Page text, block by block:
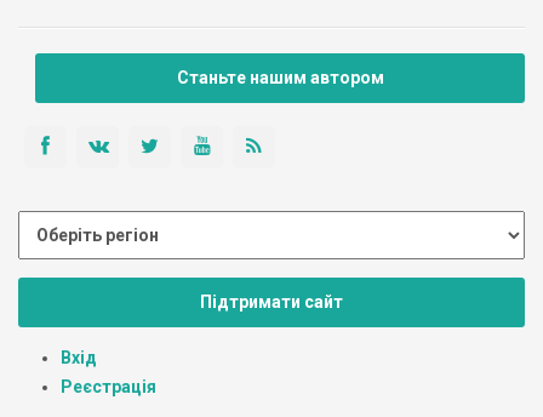
Станьте нашим автором
Підтримати сайт
Вхід
Реєстрація